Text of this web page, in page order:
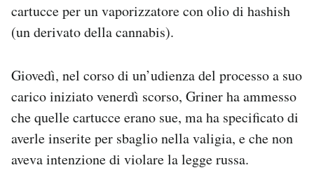
cartucce per un vaporizzatore con olio di hashish
(un derivato della cannabis).
Giovedì, nel corso di un’udienza del processo a suo
carico iniziato venerdì scorso, Griner ha ammesso
che quelle cartucce erano sue, ma ha specificato di
averle inserite per sbaglio nella valigia, e che non
aveva intenzione di violare la legge russa.